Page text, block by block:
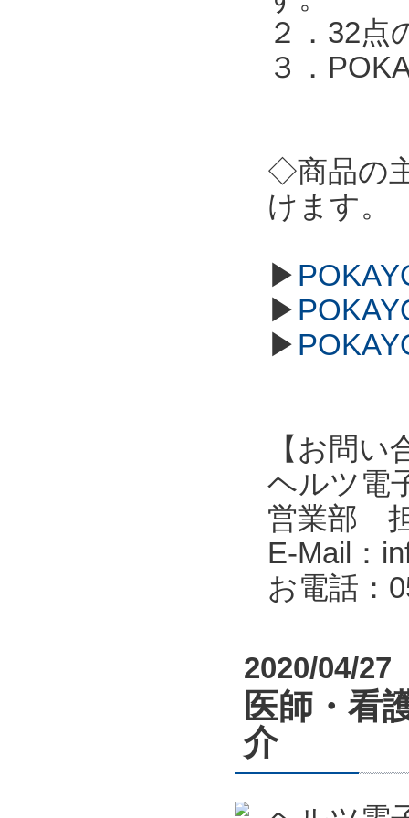
２．32点
３．
◇商品の
けます。
▶
▶
▶
【お問い
ヘルツ電
営業部
E-Mail：
お電話：
2020/04/27
医師・看
介